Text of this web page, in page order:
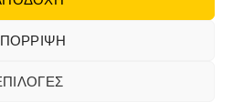
development